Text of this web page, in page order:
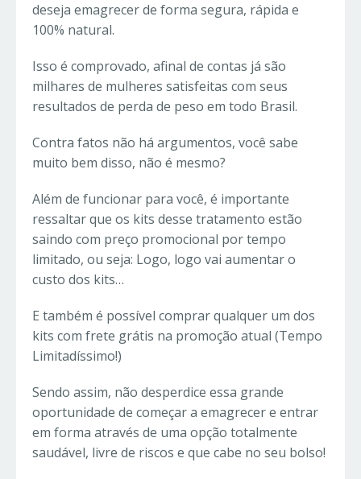
deseja emagrecer de forma segura, rápida e
100% natural.
Isso é comprovado, afinal de contas já são
milhares de mulheres satisfeitas com seus
resultados de perda de peso em todo Brasil.
Contra fatos não há argumentos, você sabe
muito bem disso, não é mesmo?
Além de funcionar para você, é importante
ressaltar que os kits desse tratamento estão
saindo com preço promocional por tempo
limitado, ou seja: Logo, logo vai aumentar o
custo dos kits…
E também é possível comprar qualquer um dos
kits com frete grátis na promoção atual (Tempo
Limitadíssimo!)
Sendo assim, não desperdice essa grande
oportunidade de começar a emagrecer e entrar
em forma através de uma opção totalmente
saudável, livre de riscos e que cabe no seu bolso!